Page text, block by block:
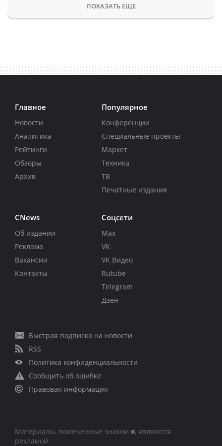
ПОКАЗАТЬ ЕЩЕ
Главное
Новости
Аналитика
Рейтинги
Обзоры
Архив
Популярное
Конференции
Специальные проекты
Маркет
Техника
ТВ
Печатные издания
CNews
Об издании
Реклама
Вакансии
Контакты
Соцсети
Max
VK
VK Видео
Rutube
Telegram
Дзен
Быстрая подписка на новости
RSS
Политика конфиденциальности
Сообщить об ошибке
Правовая информация
Материалы, помеченные знаком ■, являются
рекламой